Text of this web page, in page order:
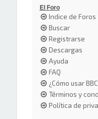
El Foro
Indice de Foros
Buscar
Registrarse
Descargas
Ayuda
FAQ
¿Cómo usar
Términos y
Política de